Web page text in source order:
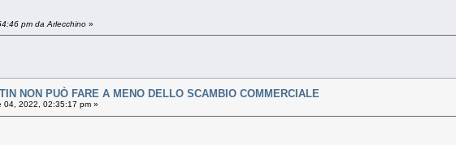
pm da Arlecchino »
NON PUÒ FARE A MENO DELLO SCAMBIO COMMERCIALE
04, 2022, 02:35:17 pm »